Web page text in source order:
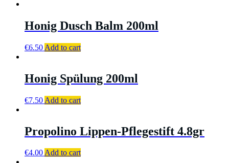
Honig Dusch Balm 200ml
€6.50 Add to cart
Honig Spülung 200ml
€7.50 Add to cart
Propolino Lippen-Pflegestift 4.8gr
€4.00Add to cart